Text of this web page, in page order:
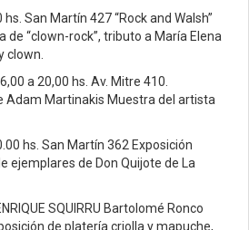
hs. San Martín 427 “Rock and Walsh”
de “clown-rock”, tributo a María Elena
clown.
a 20,00 hs. Av. Mitre 410.
Adam Martinakis Muestra del artista
hs. San Martín 362 Exposición
ejemplares de Don Quijote de La
SQUIRRU Bartolomé Ronco
de platería criolla y mapuche,